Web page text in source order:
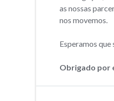
as nossas
nos movemos.
Esperamos que
Obrigado por